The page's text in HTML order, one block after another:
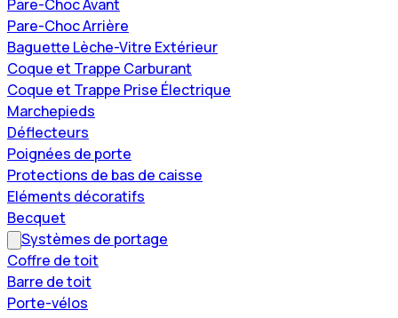
Pare-Choc Avant
Pare-Choc Arrière
Baguette Lèche-Vitre Extérieur
Coque et Trappe Carburant
Coque et Trappe Prise Électrique
Marchepieds
Déflecteurs
Poignées de porte
Protections de bas de caisse
Eléments décoratifs
Becquet
Systèmes de portage
Coffre de toit
Barre de toit
Porte-vélos